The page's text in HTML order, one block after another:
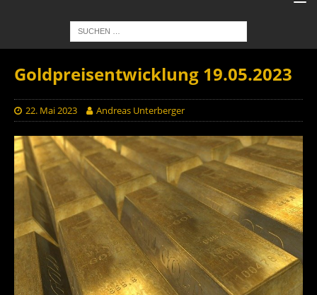
Goldpreisentwicklung 19.05.2023
22. Mai 2023 Andreas Unterberger